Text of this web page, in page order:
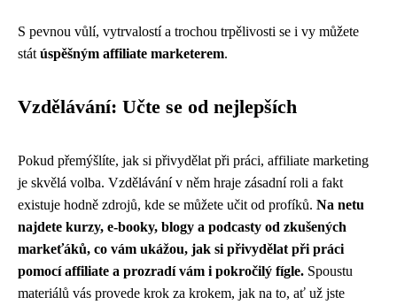
S pevnou vůlí, vytrvalostí a trochou trpělivosti se i vy můžete
stát úspěšným affiliate marketerem.
Vzdělávání: Učte se od nejlepších
Pokud přemýšlíte, jak si přivydělat při práci, affiliate marketing
je skvělá volba. Vzdělávání v něm hraje zásadní roli a fakt
existuje hodně zdrojů, kde se můžete učit od profíků. Na netu
najdete kurzy, e-booky, blogy a podcasty od zkušených
markeťáků, co vám ukážou, jak si přivydělat při práci
pomocí affiliate a prozradí vám i pokročilý fígle. Spoustu
materiálů vás provede krok za krokem, jak na to, ať už jste